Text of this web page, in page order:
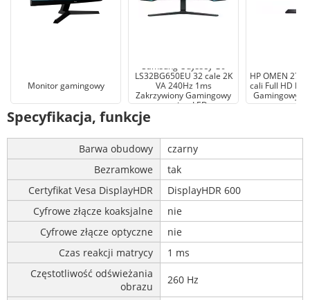
Monitor gamingowy
Samsung Odyssey G6
LS32BG650EU 32 cale 2K
VA 240Hz 1ms
Zakrzywiony Gamingowy
monitor LED
HP OMEN 27
cali Full HD
Gamingowy
Specyfikacja, funkcje
Barwa obudowy
czarny
Bezramkowe
tak
Certyfikat Vesa DisplayHDR
DisplayHDR 600
Cyfrowe złącze koaksjalne
nie
Cyfrowe złącze optyczne
nie
Czas reakcji matrycy
1 ms
Częstotliwość odświeżania
obrazu
260 Hz